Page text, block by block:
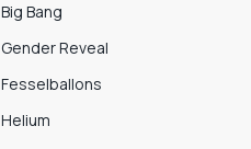
Big Bang
Gender Reveal
Fesselballons
Helium